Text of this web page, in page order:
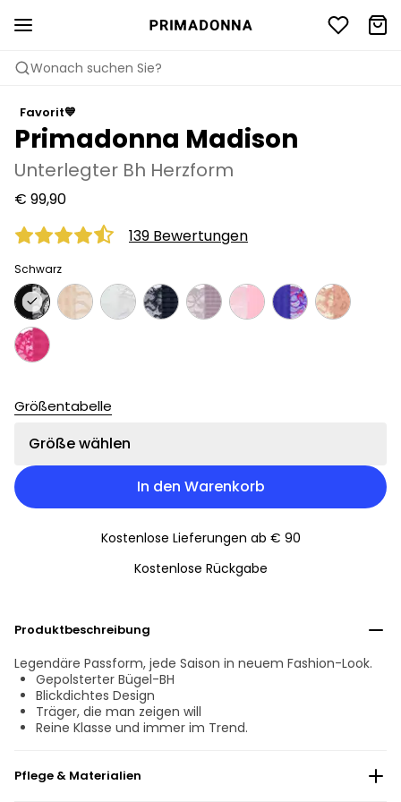
Wonach suchen Sie?
Favorit💙
Primadonna Madison
Unterlegter Bh Herzform
€ 99,90
139 Bewertungen
Schwarz
Größentabelle
Größe wählen
In den Warenkorb
Kostenlose Lieferungen ab € 90
Kostenlose Rückgabe
Produktbeschreibung
Legendäre Passform, jede Saison in neuem Fashion-Look.
Gepolsterter Bügel-BH
Blickdichtes Design
Träger, die man zeigen will
Reine Klasse und immer im Trend.
Pflege & Materialien